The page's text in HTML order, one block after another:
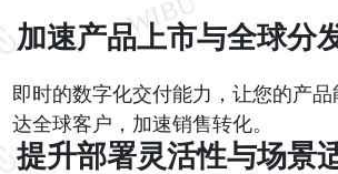
加速产品上市与全球分
即时的数字化交付能力，让您的产
达全球客户，加速销售转化。
提升部署灵活性与场景